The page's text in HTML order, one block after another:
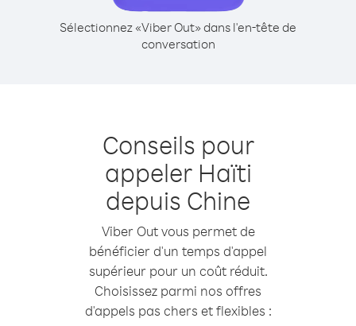
Sélectionnez «Viber Out» dans l'en-tête de
conversation
Conseils pour
appeler Haïti
depuis Chine
Viber Out vous permet de
bénéficier d'un temps d'appel
supérieur pour un coût réduit.
Choisissez parmi nos offres
d'appels pas chers et flexibles :